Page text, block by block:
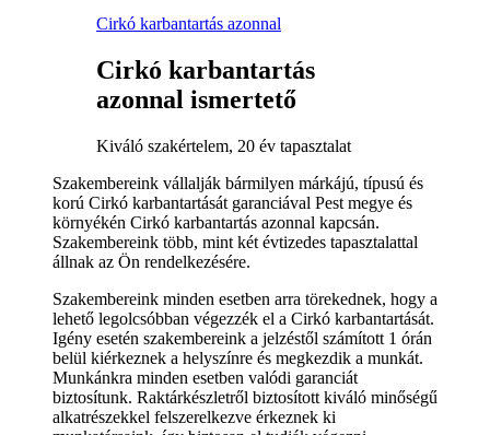
Cirkó karbantartás azonnal
Cirkó karbantartás
azonnal ismertető
Kiváló szakértelem, 20 év tapasztalat
Szakembereink vállalják bármilyen márkájú, típusú és
korú Cirkó karbantartását garanciával Pest megye és
környékén Cirkó karbantartás azonnal kapcsán.
Szakembereink több, mint két évtizedes tapasztalattal
állnak az Ön rendelkezésére.
Szakembereink minden esetben arra törekednek, hogy a
lehető legolcsóbban végezzék el a Cirkó karbantartását.
Igény esetén szakembereink a jelzéstől számított 1 órán
belül kiérkeznek a helyszínre és megkezdik a munkát.
Munkánkra minden esetben valódi garanciát
biztosítunk. Raktárkészletről biztosított kiváló minőségű
alkatrészekkel felszerelkezve érkeznek ki